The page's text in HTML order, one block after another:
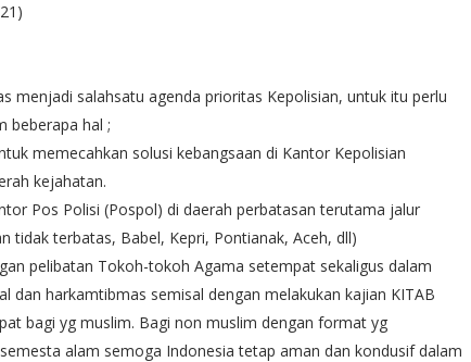
menjadi salahsatu agenda prioritas Kepolisian, untuk itu perlu
beberapa hal ;
memecahkan solusi kebangsaan di Kantor Kepolisian
kejahatan.
Pos Polisi (Pospol) di daerah perbatasan terutama jalur
tidak terbatas, Babel, Kepri, Pontianak, Aceh, dll)
pelibatan Tokoh-tokoh Agama setempat sekaligus dalam
dan harkamtibmas semisal dengan melakukan kajian KITAB
bagi yg muslim. Bagi non muslim dengan format yg
alam semoga Indonesia tetap aman dan kondusif dalam